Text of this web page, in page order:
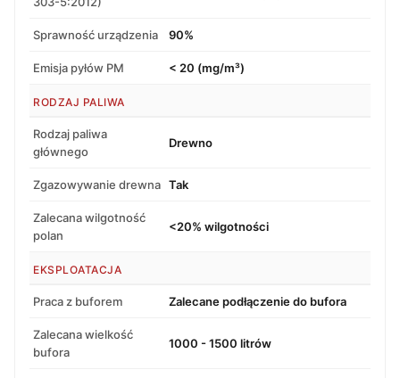
Sprawność urządzenia 90%
Emisja pyłów PM < 20 (mg/m³)
RODZAJ PALIWA
Rodzaj paliwa
głównego
Drewno
Zgazowywanie drewna Tak
Zalecana wilgotność
polan
<20% wilgotności
EKSPLOATACJA
Praca z buforem Zalecane podłączenie do bufora
Zalecana wielkość
bufora
1000 - 1500 litrów